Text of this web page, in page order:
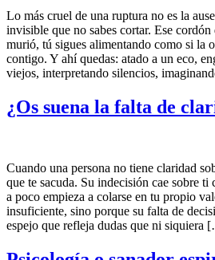
Lo más cruel de una ruptura no es la
invisible que no sabes cortar. Ese
murió, tú sigues alimentando como si la
contigo. Y ahí quedas: atado a un eco,
viejos, interpretando silencios,
¿Os suena la falta de
Cuando una persona no tiene claridad
que te sacuda. Su indecisión cae sobre
a poco empieza a colarse en tu propio
insuficiente, sino porque su falta de
espejo que refleja dudas que ni siquiera